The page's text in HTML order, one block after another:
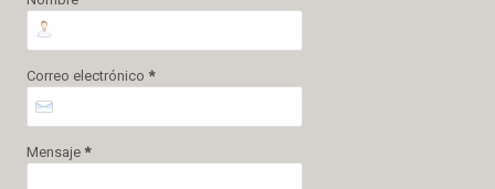
Correo electrónico *
Mensaje *